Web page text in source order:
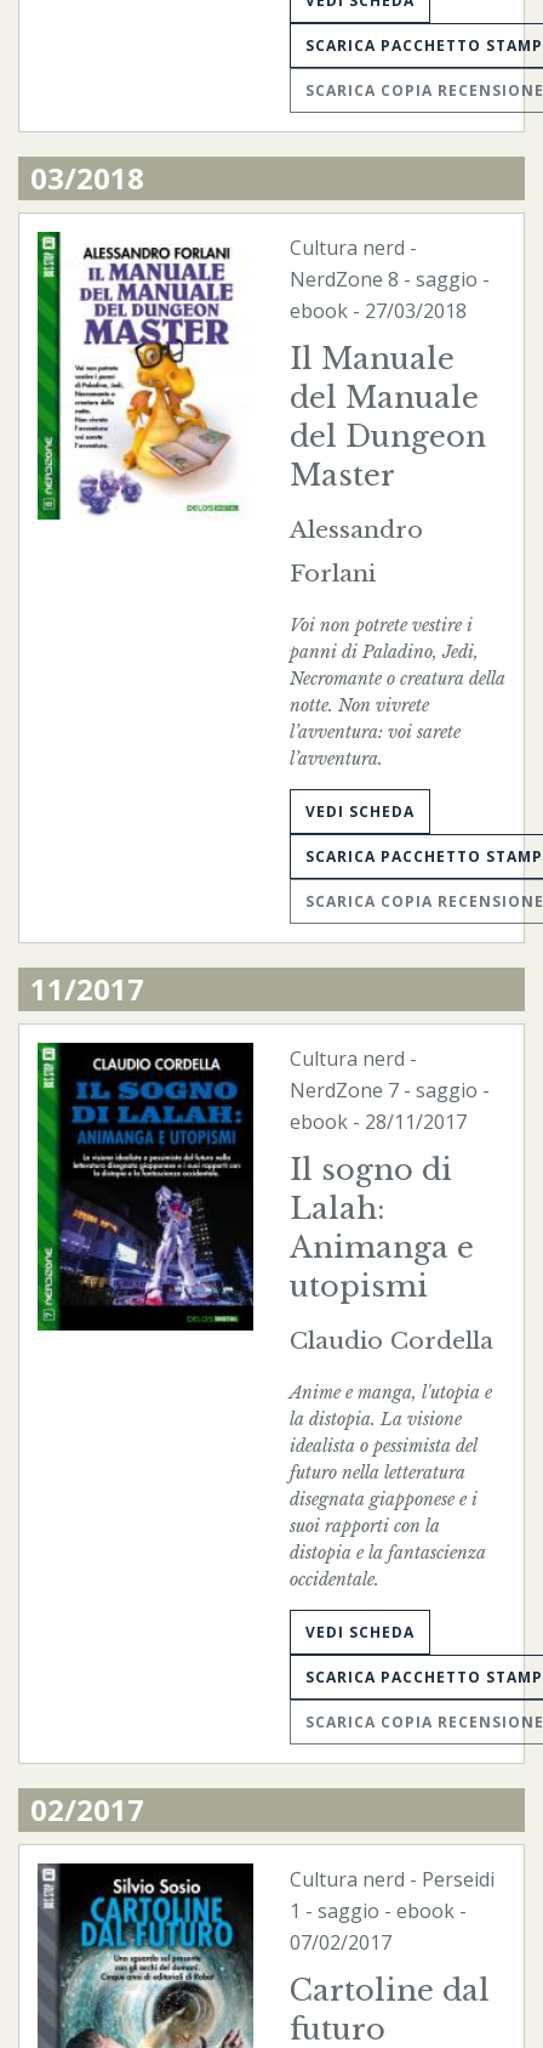
SCARICA PACCHETTO
SCARICA COPIA RECENSIONE
03/2018
Cultura nerd -
NerdZone 8 - saggio -
ebook - 27/03/2018
Il Manuale
del Manuale
del Dungeon
Master
Alessandro
Forlani
Voi non potrete vestire i
panni di Paladino, Jedi,
Necromante o creatura della
notte. Non vivrete
l’avventura: voi sarete
l’avventura.
VEDI SCHEDA
SCARICA PACCHETTO
SCARICA COPIA RECENSIONE
11/2017
Cultura nerd -
NerdZone 7 - saggio -
ebook - 28/11/2017
Il sogno di
Lalah:
Animanga e
utopismi
Claudio Cordella
Anime e manga, l'utopia e
la distopia. La visione
idealista o pessimista del
futuro nella letteratura
disegnata giapponese e i
suoi rapporti con la
distopia e la fantascienza
occidentale.
VEDI SCHEDA
SCARICA PACCHETTO
SCARICA COPIA RECENSIONE
02/2017
Cultura nerd - Perseidi
1 - saggio - ebook -
07/02/2017
Cartoline dal
futuro